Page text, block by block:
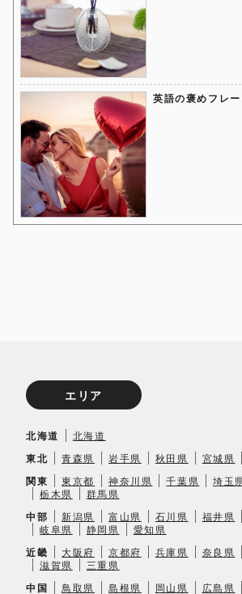
英語の褒めフレ
エリア
北海道 北海道
東北 青森県 岩手県 秋田県 宮城県
関東 東京都 神奈川県 千葉県 埼玉
栃木県
群馬県
中部 新潟県 富山県 石川県 福井県
岐阜県
静岡県 愛知県
近畿 大阪府 京都府 兵庫県 奈良県
滋賀県
三重県
中国 鳥取県 島根県 岡山県 広島県